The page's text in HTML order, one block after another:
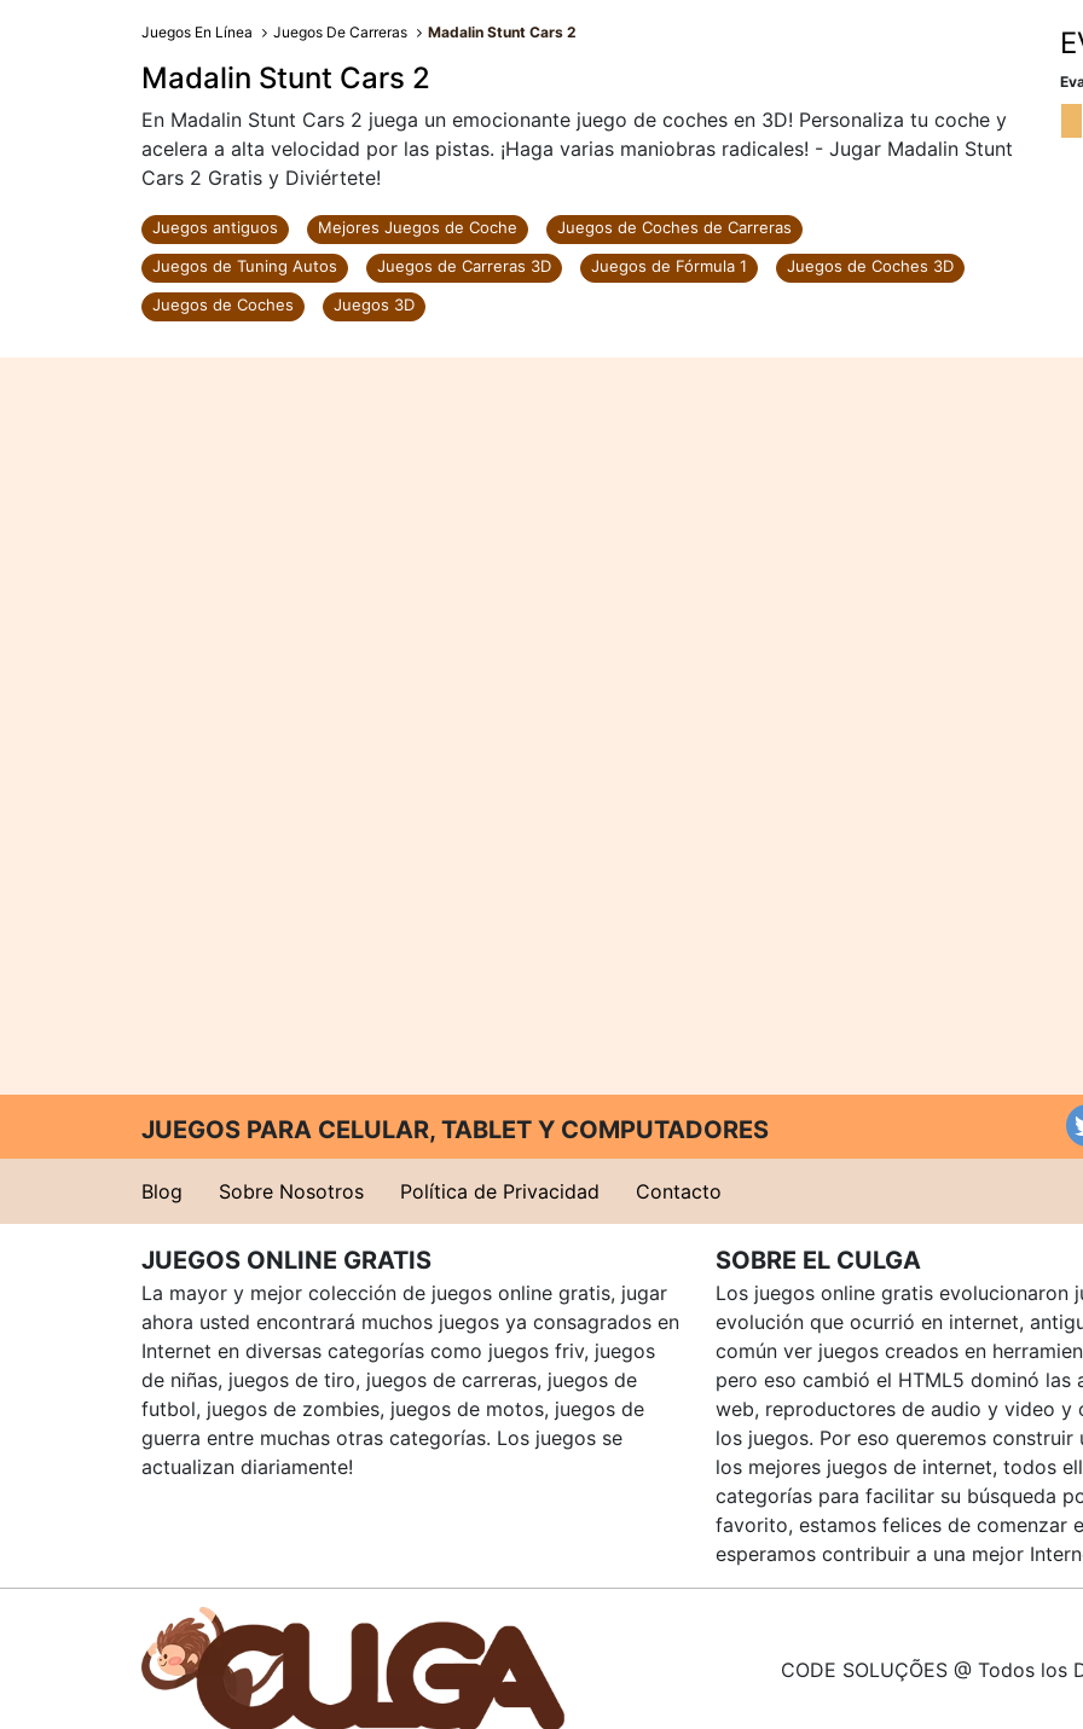
Juegos En Línea Juegos De Carreras Madalin Stunt Cars 2
Madalin Stunt Cars 2
En Madalin Stunt Cars 2 juega un emocionante juego de coches en 3D! Personaliza tu coche y
acelera a alta velocidad por las pistas. ¡Haga varias maniobras radicales! - Jugar Madalin Stunt
Cars 2 Gratis y Diviértete!
Juegos antiguos Mejores Juegos de Coche
Juegos de Coches de Carreras
Juegos de Tuning Autos
Juegos de Carreras 3D Juegos de Fórmula 1
Juegos de Coches 3D
Juegos de Coches
Juegos 3D
JUEGOS PARA CELULAR, TABLET Y COMPUTADORES
Blog Sobre Nosotros Política de Privacidad Contacto
JUEGOS ONLINE GRATIS
La mayor y mejor colección de juegos online gratis, jugar
ahora usted encontrará muchos juegos ya consagrados en
Internet en diversas categorías como juegos friv, juegos
de niñas, juegos de tiro, juegos de carreras, juegos de
futbol, juegos de zombies, juegos de motos, juegos de
guerra entre muchas otras categorías. Los juegos se
actualizan diariamente!
SOBRE EL CULGA
Los juegos online gratis evolucionaron
evolución que ocurrió en internet,
común ver juegos creados en
pero eso cambió el HTML5 dominó las
web, reproductores de audio y video y
los juegos. Por eso queremos construir
los mejores juegos de internet, todos
categorías para facilitar su búsqueda
favorito, estamos felices de comenzar
esperamos contribuir a una mejor
CODE SOLUÇÕES @ Todos los